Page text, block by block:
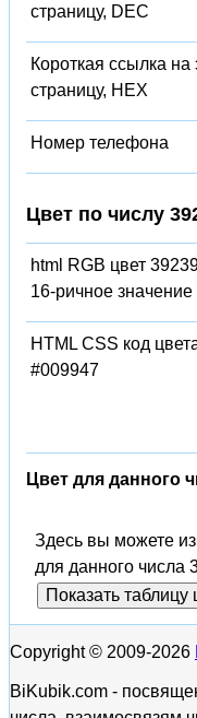
страницу, DEC
Короткая ссылка на
страницу, HEX
Номер телефона
Цвет по числу
html RGB цвет
16-ричное значение
HTML CSS код
#009947
Цвет для данного
Здесь вы можете
для данного числа
Показать таблицу
Copyright © 2009-2026
BiKubik.com -